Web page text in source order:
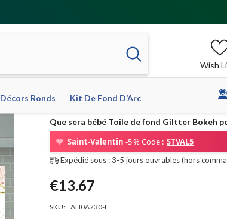
Wish
Décors Ronds Kit De Fond D’Arc
Que sera bébé Toile de fond Giltter Bokeh
❤ Saint-Valentin -5 % Code : STVAL5
Expédié sous :3-5 jours ouvrables(hors
€13.67
SKU: AH0A730-E